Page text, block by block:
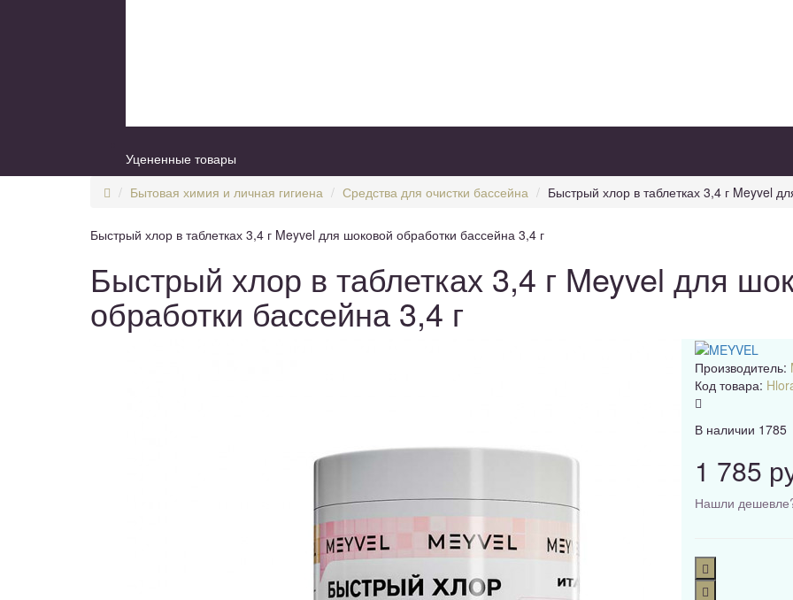
Уцененные товары
Бытовая химия и личная гигиена Средства для очистки бассейна Быстрый хлор в таблетках 3,4 г Meyvel
Быстрый хлор в таблетках 3,4 г Meyvel для шоковой обработки бассейна 3,4 г
Быстрый хлор в таблетках 3,4 г Meyvel для
обработки бассейна 3,4 г
Производитель:
Код товара:
В наличии 1785
1 785
Нашли